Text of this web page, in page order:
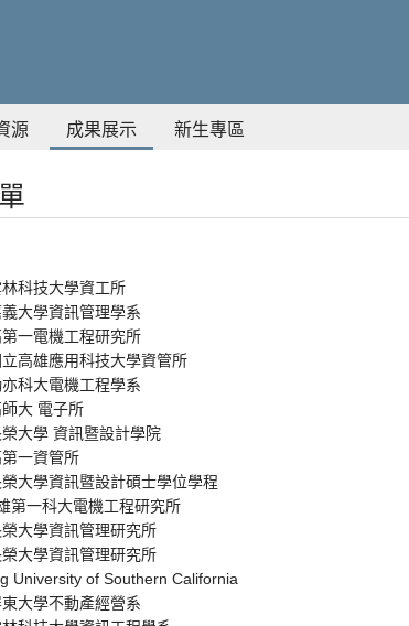
源 成果展示 新生專區
科技大學資工所
大學資訊管理學系
一電機工程研究所
高雄應用科技大學資管所
科大電機工程學系
大 電子所
大學 資訊暨設計學院
一資管所
大學資訊暨設計碩士學位學程
一科大電機工程研究所
大學資訊管理研究所
大學資訊管理研究所
University of Southern California
大學不動產經營系